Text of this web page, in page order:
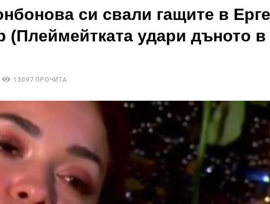
си свали гащите в
(Плеймейтката удари дъното в
13097 ПРОЧИТА